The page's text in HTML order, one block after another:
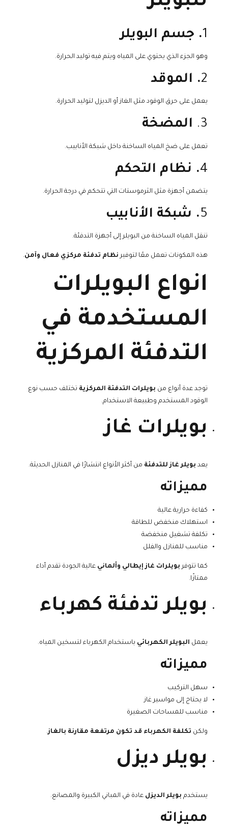
1. جسم البويلر
وهو الجزء الذي يحتوي على المياه ويتم فيه توليد الحرارة.
2. الموقد
يعمل على حرق الوقود مثل الغاز أو الديزل لتوليد الحرارة.
3. المضخة
تعمل على ضخ المياه الساخنة داخل شبكة الأنابيب.
4. نظام التحكم
يتضمن أجهزة مثل الثرموستات التي تتحكم في درجة الحرارة.
5. شبكة الأنابيب
تنقل المياه الساخنة من البويلر إلى أجهزة التدفئة.
هذه المكونات تعمل معًا لتوفيرنظام تدفئة مركزي فعال وآمن.
انواع البويلرات
المستخدمة في
التدفئة المركزية
توجد عدة أنواع من بويلرات التدفئة المركزية تختلف حسب نوع
الوقود المستخدم وطبيعة الاستخدام.
بويلرات غاز
يعد بويلر غاز للتدفئة من أكثر الأنواع انتشارًا في المنازل الحديثة.
مميزاته
كفاءة حرارية عالية
استهلاك منخفض للطاقة
تكلفة تشغيل منخفضة
مناسب للمنازل والفلل
كما تتوفر بويلرات غاز إيطالي وألماني عالية الجودة تقدم أداء
ممتازًا.
بويلر تدفئة كهرباء
يعمل البويلر الكهربائي باستخدام الكهرباء لتسخين المياه.
مميزاته
سهل التركيب
لا يحتاج إلى مواسير غاز
مناسب للمساحات الصغيرة
ولكن تكلفة الكهرباء قد تكون مرتفعة مقارنة بالغاز.
بويلر ديزل
يستخدم بويلر الديزل عادة في المباني الكبيرة والمصانع.
مميزاته